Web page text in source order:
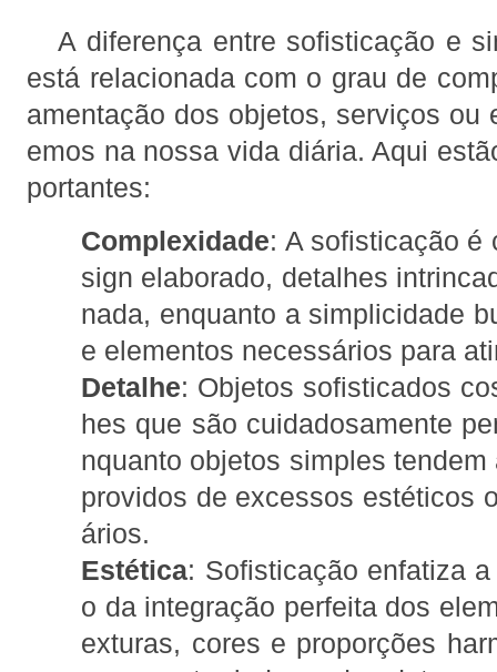
A diferença entre sofisticação e
está relacionada com o grau de
amentação dos objetos, serviços ou
emos na nossa vida diária. Aqui
portantes:
Complexidade: A sofisticação é
sign elaborado, detalhes
nada, enquanto a simplicidade
e elementos necessários para
Detalhe: Objetos sofisticados
hes que são cuidadosamente
nquanto objetos simples
providos de excessos estéticos
ários.
Estética: Sofisticação enfatiza
o da integração perfeita dos
exturas, cores e proporções